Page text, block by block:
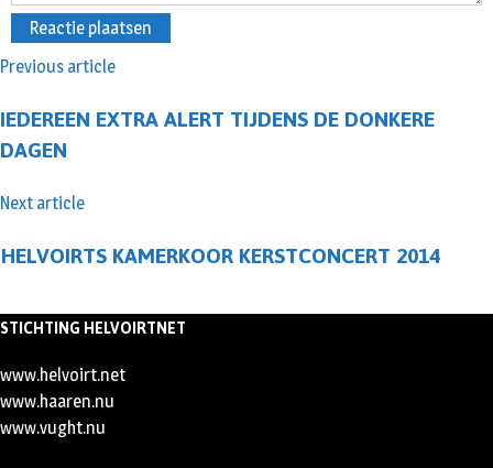
Previous article
IEDEREEN EXTRA ALERT TIJDENS DE DONKERE
DAGEN
Next article
HELVOIRTS KAMERKOOR KERSTCONCERT 2014
STICHTING HELVOIRTNET
www.helvoirt.net
www.haaren.nu
www.vught.nu